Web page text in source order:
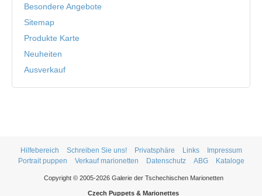
Besondere Angebote
Sitemap
Produkte Karte
Neuheiten
Ausverkauf
Hilfebereich Schreiben Sie uns! Privatsphäre Links
Impressum
Portrait puppen
Verkauf marionetten Datenschutz ABG Kataloge
Copyright © 2005-2026 Galerie der Tschechischen Marionetten
Czech Puppets & Marionettes